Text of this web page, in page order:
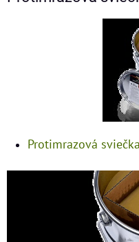
Protimrazová sviečka